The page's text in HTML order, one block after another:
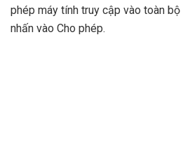
phép máy tính truy cập vào toàn
nhấn vào Cho phép.